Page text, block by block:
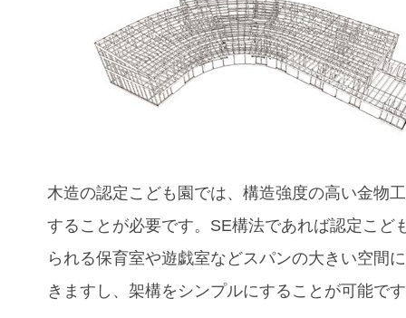
木造の認定こども園では、構造強度の高い金物
することが必要です。SE構法であれば認定こど
られる保育室や遊戯室などスパンの大きい空間
きますし、架構をシンプルにすることが可能で